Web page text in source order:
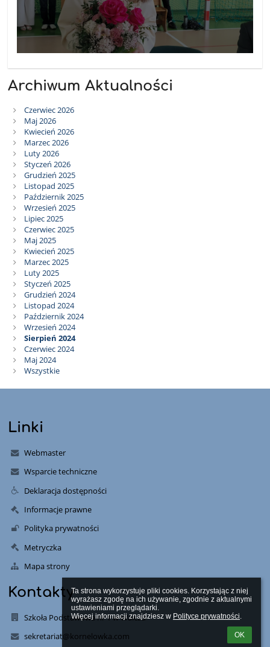
Ta strona wykorzystuje pliki cookies. Korzystając z niej
wyrażasz zgodę na ich używanie, zgodnie z aktualnymi
ustawieniami przeglądarki.
Więcej informacji znajdziesz w Polityce prywatności.
OK
Archiwum Aktualności
Czerwiec 2026
Maj 2026
Kwiecień 2026
Marzec 2026
Luty 2026
Styczeń 2026
Grudzień 2025
Listopad 2025
Październik 2025
Wrzesień 2025
Lipiec 2025
Czerwiec 2025
Maj 2025
Kwiecień 2025
Marzec 2025
Luty 2025
Styczeń 2025
Grudzień 2024
Listopad 2024
Październik 2024
Wrzesień 2024
Sierpień 2024
Czerwiec 2024
Maj 2024
Wszystkie
Linki
Webmaster
Wsparcie techniczne
Deklaracja dostępności
Informacje prawne
Polityka prywatności
Metryczka
Mapa strony
Kontakty
Szkoła Podstawowa nr 1 w Wałczu
sekretariat@kornelowka.com